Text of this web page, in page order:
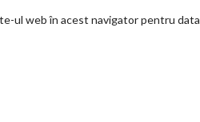
ul web în acest navigator pentru data